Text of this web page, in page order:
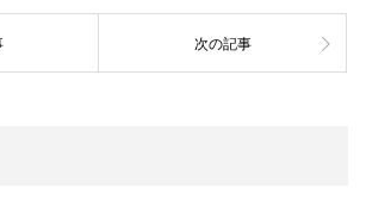
次の記事